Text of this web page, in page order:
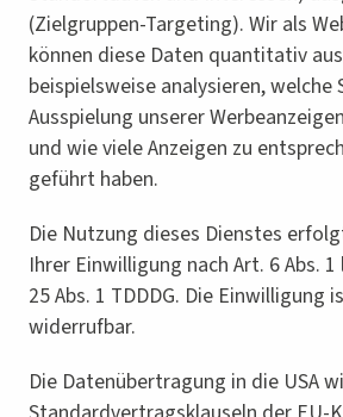
(Zielgruppen-Targeting). Wir als
können diese Daten quantitativ
beispielsweise analysieren, welche
Ausspielung unserer
und wie viele Anzeigen zu
geführt haben.
Die Nutzung dieses Dienstes
Ihrer Einwilligung nach Art. 6 Abs. 1
25 Abs. 1 TDDDG. Die Einwilligung
widerrufbar.
Die Datenübertragung in die USA